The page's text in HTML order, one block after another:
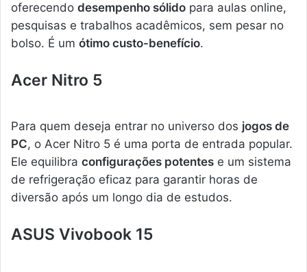
oferecendo desempenho sólido para aulas online,
pesquisas e trabalhos acadêmicos, sem pesar no
bolso. É um ótimo custo-benefício.
Acer Nitro 5
Para quem deseja entrar no universo dos jogos de
PC, o Acer Nitro 5 é uma porta de entrada popular.
Ele equilibra configurações potentes e um sistema
de refrigeração eficaz para garantir horas de
diversão após um longo dia de estudos.
ASUS Vivobook 15